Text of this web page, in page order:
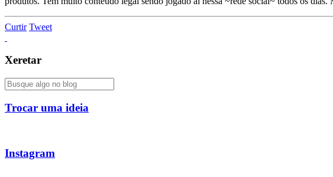
Curtir Tweet
Xeretar
Trocar uma ideia
Instagram